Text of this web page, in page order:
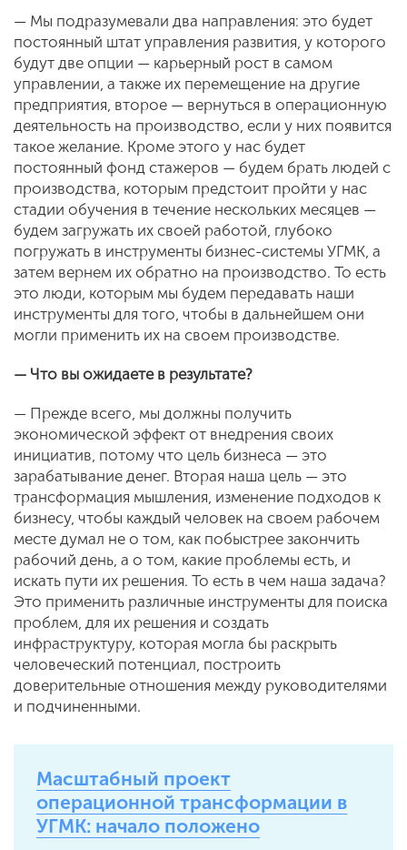
— Мы подразумевали два направления: это будет
постоянный штат управления развития, у которого
будут две опции — карьерный рост в самом
управлении, а также их перемещение на другие
предприятия, второе — вернуться в операционную
деятельность на производство, если у них появится
такое желание. Кроме этого у нас будет
постоянный фонд стажеров — будем брать людей с
производства, которым предстоит пройти у нас
стадии обучения в течение нескольких месяцев —
будем загружать их своей работой, глубоко
погружать в инструменты бизнес-системы УГМК, а
затем вернем их обратно на производство. То есть
это люди, которым мы будем передавать наши
инструменты для того, чтобы в дальнейшем они
могли применить их на своем производстве.
— Что вы ожидаете в результате?
— Прежде всего, мы должны получить
экономической эффект от внедрения своих
инициатив, потому что цель бизнеса — это
зарабатывание денег. Вторая наша цель — это
трансформация мышления, изменение подходов к
бизнесу, чтобы каждый человек на своем рабочем
месте думал не о том, как побыстрее закончить
рабочий день, а о том, какие проблемы есть, и
искать пути их решения. То есть в чем наша задача?
Это применить различные инструменты для поиска
проблем, для их решения и создать
инфраструктуру, которая могла бы раскрыть
человеческий потенциал, построить
доверительные отношения между руководителями
и подчиненными.
Масштабный проект
операционной трансформации в
УГМК: начало положено